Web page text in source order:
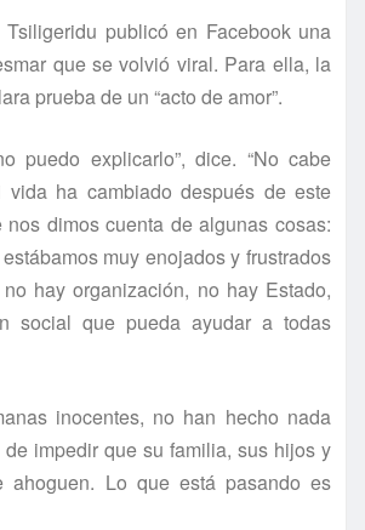
publicó en Facebook una
que se volvió viral. Para ella, la
prueba de un “acto de amor”.
puedo explicarlo”, dice. “No cabe
ha cambiado después de este
nos dimos cuenta de algunas cosas:
muy enojados y frustrados
hay organización, no hay Estado,
social que pueda ayudar a todas
inocentes, no han hecho nada
de impedir que su familia, sus hijos y
ahoguen. Lo que está pasando es